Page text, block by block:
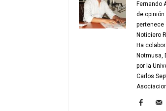
Fernando
de
pertenece
Noticiero
Ha
Notmusa,
por la
Carlos